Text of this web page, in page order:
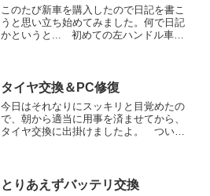
このたび新車を購入したので日記を書こ
うと思い立ち始めてみました。何で日記
かというと... 初めての左ハンドル車と
報交換もしたいですし。...
タイヤ交換＆PC修復
今日はそれなりにスッキリと目覚めたの
で、朝から適当に用事を済ませてから、
タイヤ交換に出掛けましたよ。 ついで
換って「どうよ！」って感じな...
とりあえずバッテリ交換